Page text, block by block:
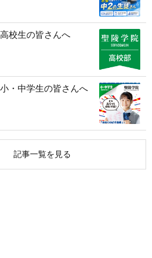
校生の皆さんへ
・中学生の皆さんへ
記事一覧を見る